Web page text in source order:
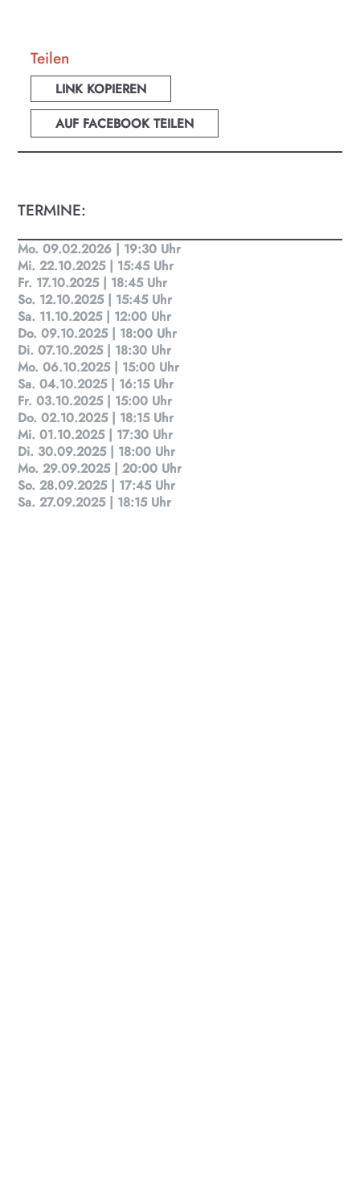
Teilen
LINK KOPIEREN
AUF FACEBOOK TEILEN
TERMINE:
Mo. 09.02.2026 | 19:30 Uhr
Mi. 22.10.2025 | 15:45 Uhr
Fr. 17.10.2025 | 18:45 Uhr
So. 12.10.2025 | 15:45 Uhr
Sa. 11.10.2025 | 12:00 Uhr
Do. 09.10.2025 | 18:00 Uhr
Di. 07.10.2025 | 18:30 Uhr
Mo. 06.10.2025 | 15:00 Uhr
Sa. 04.10.2025 | 16:15 Uhr
Fr. 03.10.2025 | 15:00 Uhr
Do. 02.10.2025 | 18:15 Uhr
Mi. 01.10.2025 | 17:30 Uhr
Di. 30.09.2025 | 18:00 Uhr
Mo. 29.09.2025 | 20:00 Uhr
So. 28.09.2025 | 17:45 Uhr
Sa. 27.09.2025 | 18:15 Uhr
KULTplan ABO
Kultur in Salzburg auf einen Blick
Finde täglich bis zu 50 Veranstaltungen in Stadt
und Land Salzburg. Ob Kino, Theater, Literatur
oder Musik bei uns findest du Kultur-Programm
für Menschen von 0-99.